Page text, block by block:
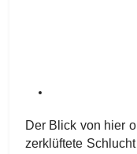
Der Blick von hier
zerklüftete